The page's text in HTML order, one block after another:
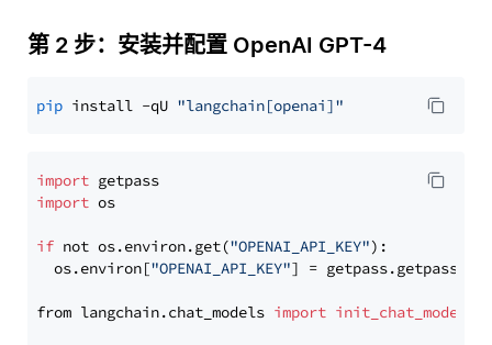
第 2 步：安装并配置 OpenAI GPT-4
pip install -qU "langchain[openai]"
import
import os
if not os.environ.get("OPENAI_API_KEY"):
  os.environ[
"OPENAI_API_KEY"] = getpass.getpass(
from langchain.chat_models import init_chat_model